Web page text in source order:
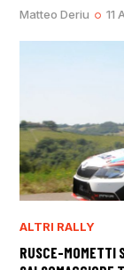
Matteo Deriu 11
ALTRI RALLY
RUSCE-MOMETTI